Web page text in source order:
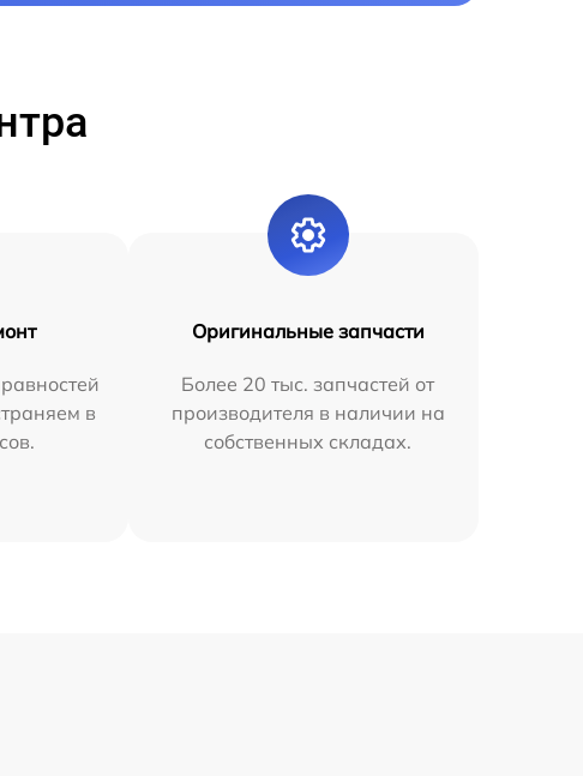
в
Оригинальные запчасти
Более 20 тыс. запчастей от
производителя в наличии на
собственных складах.